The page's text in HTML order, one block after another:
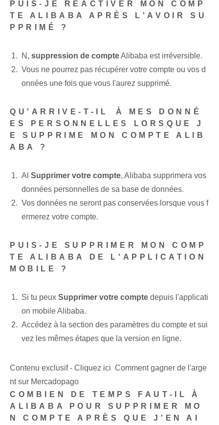
PUIS-JE RÉACTIVER MON COMP
TE ALIBABA APRÈS L'AVOIR SU
PPRIMÉ ?
N, suppression de compte‌Alibaba est irréversible.
Vous ne pourrez pas récupérer⁤ votre compte ou vos d
onnées une fois que vous l'aurez supprimé.
QU'ARRIVE-T-IL⁤ À MES DONNÉ
ES PERSONNELLES LORSQUE J
E SUPPRIME MON COMPTE ALIB
ABA ?
Al Supprimer votre compte, Alibaba supprimera vos
données personnelles de sa base de données.
Vos données ne seront pas conservées lorsque vous f
ermerez votre compte.
PUIS-JE SUPPRIMER MON COMP
TE ALIBABA DE L'APPLICATION
MOBILE ?
Si tu peux Supprimer votre compte depuis l'applicati
on mobile Alibaba.
Accédez à la section des paramètres du compte et sui
vez les mêmes étapes que la version en ligne.
Contenu exclusif - Cliquez ici Comment gagner de l'arge
nt sur Mercadopago
COMBIEN DE TEMPS FAUT-IL À
ALIBABA POUR SUPPRIMER MO
N COMPTE APRÈS QUE J'EN AI